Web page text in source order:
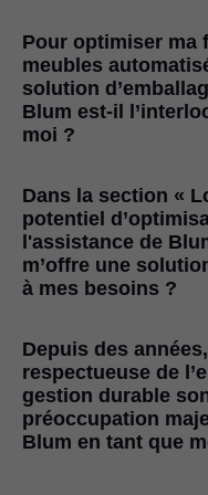
« Paramètres ».
Blum ?
Après l’identification
Paramètres.
SERVICES 'Gestion
commande jusqu’à la
commandes dans
'Gestion des
aux documents de
facturation, et
en fonction de leurs
Pour optimiser ma
meubles
solution
Blum est-il
moi ?
Oui bien sûr ! Il est
produits de façon à ce
vos processus.
sur nos services
Dans la section «
potentiel
l'assistance de
m’offre une
à mes besoins ?
Depuis des
respectueuse de
gestion durable
préoccupation
Blum en tant que